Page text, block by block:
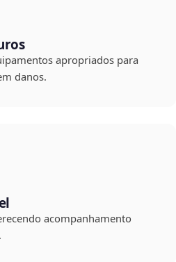
apropriados para
danos.
acompanhamento